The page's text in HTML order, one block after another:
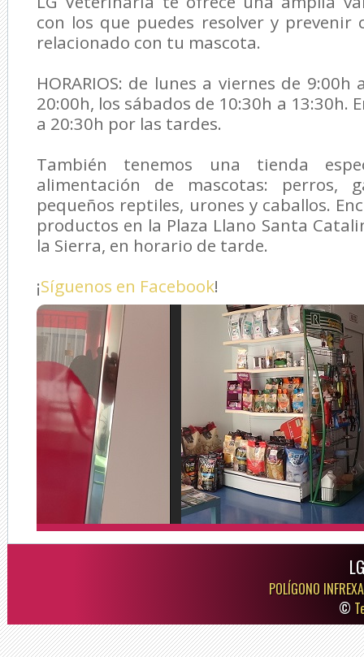
con los que puedes resolver y prevenir
relacionado con tu mascota.
HORARIOS: de lunes a viernes de
20:00h, los sábados de 10:30h a 13:30h.
a 20:30h por las tardes.
También tenemos una tienda
alimentación de mascotas: perros,
pequeños reptiles, urones y caballos.
productos en la Plaza Llano Santa
la Sierra, en horario de tarde.
¡Síguenos en Facebook!
POLÍGONO
©